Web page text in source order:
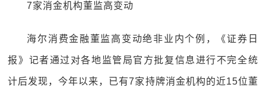
7家消金机构董监高变动
海尔消费金融董监高变动绝非业内个例，《证券日
报》记者通过对各地监管局官方批复信息进行不完全统
计后发现，今年以来，已有7家持牌消金机构的近15位董